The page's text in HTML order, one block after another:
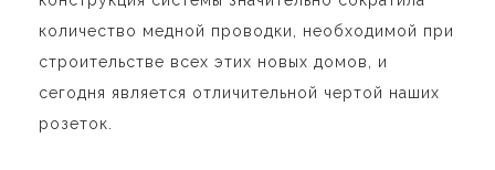
количество медной проводки, необходимой при
строительстве всех этих новых домов, и
сегодня является отличительной чертой наших
розеток.